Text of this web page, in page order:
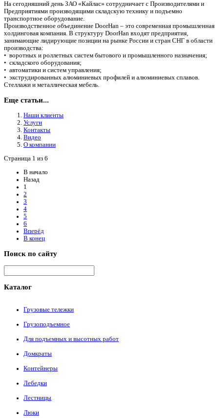
На сегодняшний день ЗАО «Кайлас» сотрудничает с Производителями и
Предприятиями производящими складскую технику и подъемно
транспортное оборудование.
Производственное объединение DoorHan – это современная промышленная
холдинговая компания. В структуру DoorHan входят предприятия,
занимающие лидирующие позиции на рынке России и стран СНГ в области
производства:
• воротных и роллетных систем бытового и промышленного назначения;
• складского оборудования;
• автоматики и систем управления;
• экструдированных алюминиевых профилей и алюминиевых сплавов.
Стеллажи и металлическая мебель.
Еще статьи...
Наши клиенты
Услуги
Контакты
Видео
О компании
Страница 1 из 6
В начало
Назад
1
2
3
4
5
6
Вперёд
В конец
Поиск по сайту
Каталог
Грузовые тележки
Грузоподъемное
Для подъемных и высотных работ
Домкраты
Контейнеры
Лебедки
Лестницы
Люки